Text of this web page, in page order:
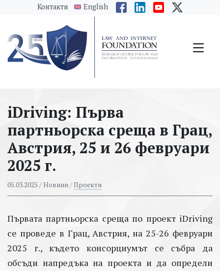
messages.Skip to main content
Контакти English
​iDriving: Първа
партньорска среща в Грац,
Австрия, 25 и 26 февруари
2025 г.
05.03.2025 / Новини /Проекти
Първата партньорска среща по проект iDriving
се проведе в Грац, Австрия, на 25-26 февруари
2025 г., където консорциумът се събра да
обсъди напредъка на проекта и да определи